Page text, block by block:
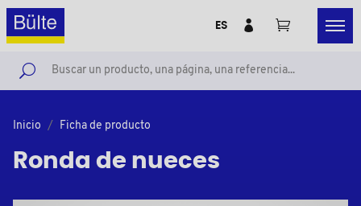
ES
Inicio Ficha de producto
Ronda de nueces